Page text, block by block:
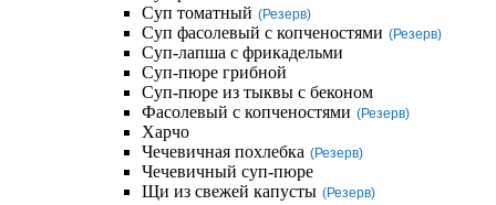
Суп томатный (Резерв)
Суп фасолевый с копченостями (Резерв)
Суп-лапша с фрикадельми
Суп-пюре грибной
Суп-пюре из тыквы с беконом
Фасолевый с копченостями (Резерв)
Харчо
Чечевичная похлебка (Резерв)
Чечевичный суп-пюре
Щи из свежей капусты (Резерв)